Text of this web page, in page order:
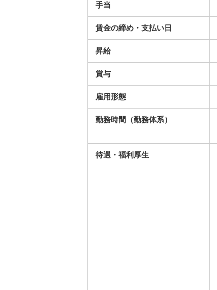
手当
賃金の締め・支払い日
昇給
賞与
雇用形態
勤務時間（勤務体系）
待遇・福利厚生